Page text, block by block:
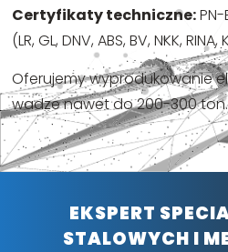
Certyfikaty techniczne:PN-
(LR, GL, DNV, ABS, BV, NKK,
Oferujemy wyprodukowanie
wadze nawet do 200-300 ton.
EKSPERT
STALOWYCH I